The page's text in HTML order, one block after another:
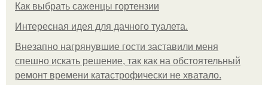
Как выбрать саженцы гортензии
Интересная идея для дачного туалета.
Внезапно нагрянувшие гости заставили меня
спешно искать решение, так как на обстоятельный
ремонт времени катастрофически не хватало.